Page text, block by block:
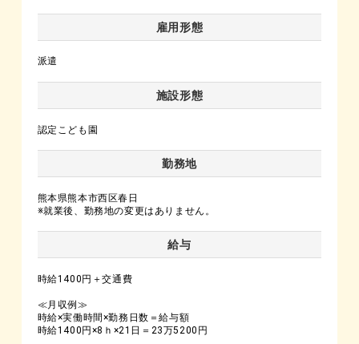
雇用形態
派遣
施設形態
認定こども園
勤務地
熊本県熊本市西区春日
※就業後、勤務地の変更はありません。
給与
時給1400円＋交通費
≪月収例≫
時給×実働時間×勤務日数＝給与額
時給1400円×8ｈ×21日＝23万5200円